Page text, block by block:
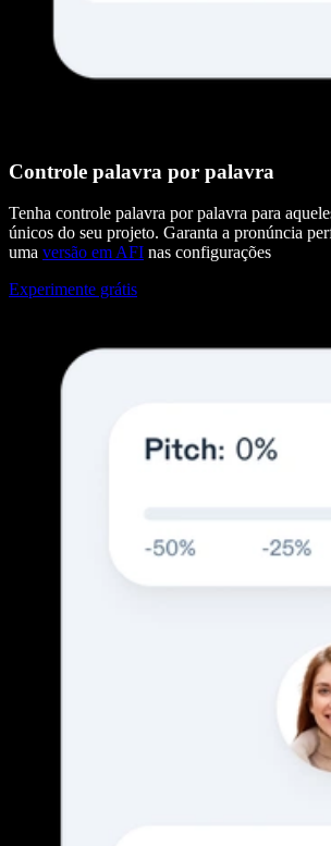
Controle palavra por palavra
Tenha controle palavra por palavra para
únicos do seu projeto. Garanta a pronúncia
uma versão em AFI nas configurações
Experimente grátis